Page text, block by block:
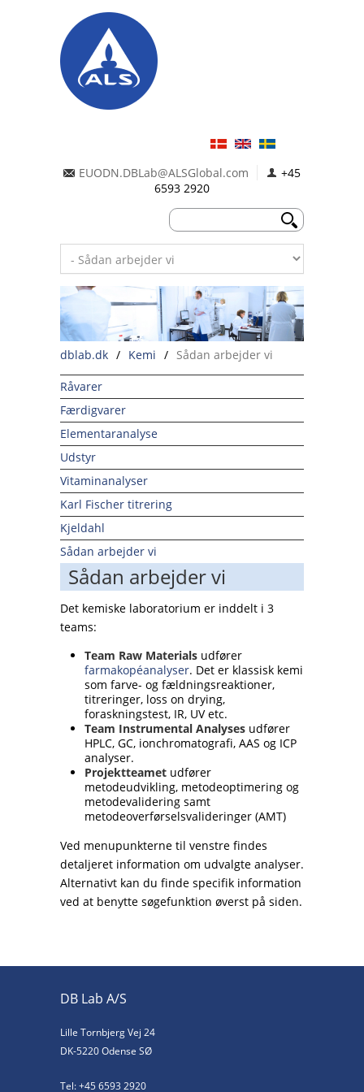
EUODN.DBLab@ALSGlobal.com
+45
6593 2920
dblab.dk / Kemi / Sådan arbejder vi
Råvarer
Færdigvarer
Elementaranalyse
Udstyr
Vitaminanalyser
Karl Fischer titrering
Kjeldahl
Sådan arbejder vi
Sådan arbejder vi
Det kemiske laboratorium er inddelt i 3
teams:
Team Raw Materials udfører
farmakopéanalyser. Det er klassisk kemi
som farve- og fældningsreaktioner,
titreringer, loss on drying,
foraskningstest, IR, UV etc.
Team Instrumental Analyses udfører
HPLC, GC, ionchromatografi, AAS og ICP
analyser.
Projektteamet udfører
metodeudvikling, metodeoptimering og
metodevalidering samt
metodeoverførselsvalideringer (AMT)
Ved menupunkterne til venstre findes
detaljeret information om udvalgte analyser.
Alternativt kan du finde specifik information
ved at benytte søgefunktion øverst på siden.
DB Lab A/S
Lille Tornbjerg Vej 24
DK-5220 Odense SØ
Tel: +45 6593 2920